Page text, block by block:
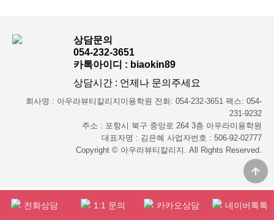
전화상담 1:1 문의 카카오상담 네이버톡톡
상담문의
054-232-3651
카톡아이디 : biaokin89
상담시간 : 언제나 문의주세요
회사명 : 아우라뷰티칼리지미용학원 전화: 054-232-3651 팩스: 054-
231-9232
주소 : 포항시 북구 중앙로 264 3층 아우라미용학원
대표자명 : 김은혜 사업자번호 : 506-92-02777
Copyright © 아우라뷰티칼리지. All Rights Reserved.